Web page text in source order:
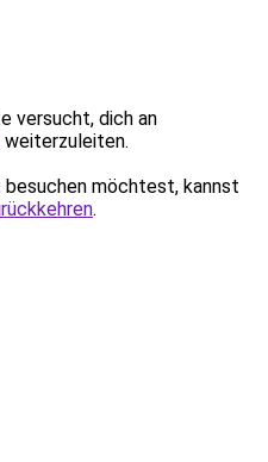
versucht, dich an
weiterzuleiten.
möchtest, kannst
.